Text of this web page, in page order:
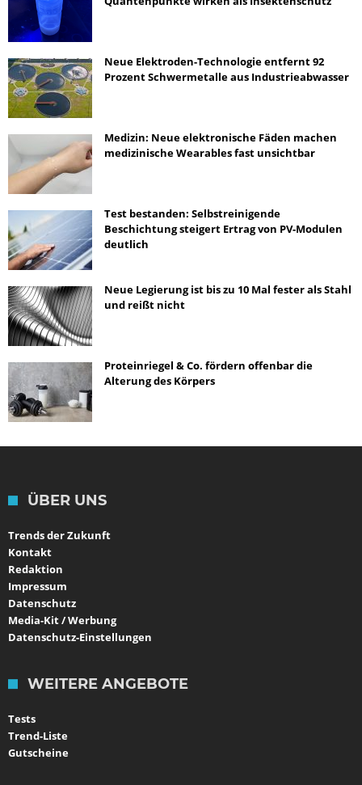
Neue Elektroden-Technologie entfernt 92
Prozent Schwermetalle aus Industrieabwasser
Medizin: Neue elektronische Fäden machen
medizinische Wearables fast unsichtbar
Test bestanden: Selbstreinigende
Beschichtung steigert Ertrag von PV-Modulen
deutlich
Neue Legierung ist bis zu 10 Mal fester als Stahl
und reißt nicht
Proteinriegel & Co. fördern offenbar die
Alterung des Körpers
ÜBER UNS
Trends der Zukunft
Kontakt
Redaktion
Impressum
Datenschutz
Media-Kit / Werbung
Datenschutz-Einstellungen
WEITERE ANGEBOTE
Tests
Trend-Liste
Gutscheine